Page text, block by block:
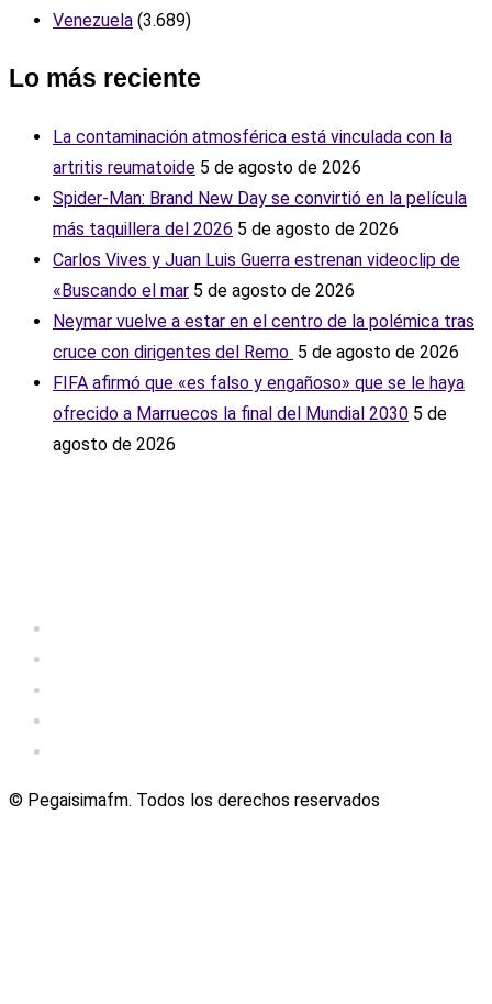
Venezuela (3.689)
Lo más reciente
La contaminación atmosférica está vinculada con la
artritis reumatoide 5 de agosto de 2026
Spider-Man: Brand New Day se convirtió en la película
más taquillera del 2026 5 de agosto de 2026
Carlos Vives y Juan Luis Guerra estrenan videoclip de
«Buscando el mar 5 de agosto de 2026
Neymar vuelve a estar en el centro de la polémica tras
cruce con dirigentes del Remo ‎ 5 de agosto de 2026
FIFA afirmó que «es falso y engañoso» que se le haya
ofrecido a Marruecos la final del Mundial 2030 5 de
agosto de 2026
© Pegaisimafm. Todos los derechos reservados